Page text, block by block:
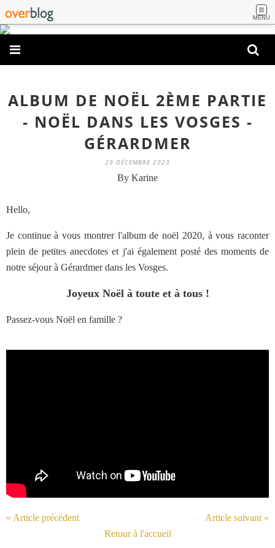
MENU
ALBUM DE NOËL 2ÈME PARTIE
- NOËL DANS LES VOSGES -
GÉRARDMER
29 DÉCEMBRE 2023
By Karine
Hello,
Je continue à vous montrer l'album de noël 2020, à vous raconter
plein de petites anecdotes et j'ai également posté des moments de
notre séjour à Gérardmer dans les Vosges.
Joyeux Noël à toute et à tous !
Passez-vous Noël en famille ?
« Article précédent
Article suivant »
Retour à l'accueil